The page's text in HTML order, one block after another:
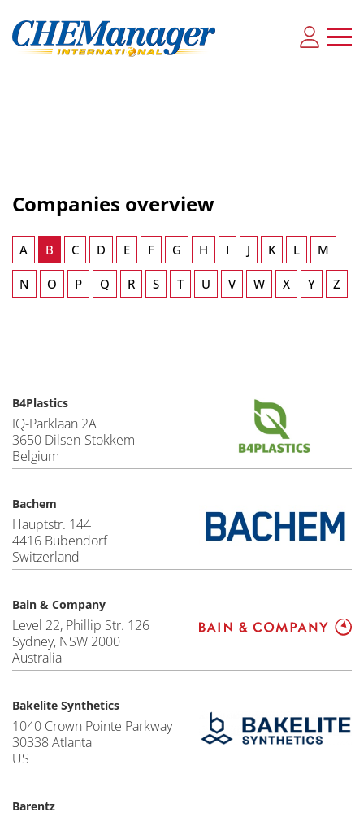
Companies overview
A B C D E F G H I J K L M
N O P Q R S T U V W X Y Z
B4Plastics
IQ-Parklaan 2A
3650 Dilsen-Stokkem
Belgium
Bachem
Hauptstr. 144
4416 Bubendorf
Switzerland
Bain & Company
Level 22, Phillip Str. 126
Sydney, NSW 2000
Australia
Bakelite Synthetics
1040 Crown Pointe Parkway
30338 Atlanta
US
Barentz